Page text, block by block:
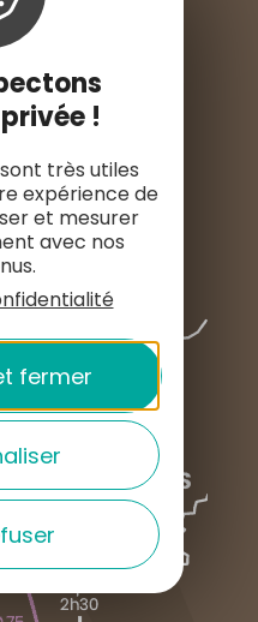
!
très utiles
expérience de
et mesurer
avec nos
fermer